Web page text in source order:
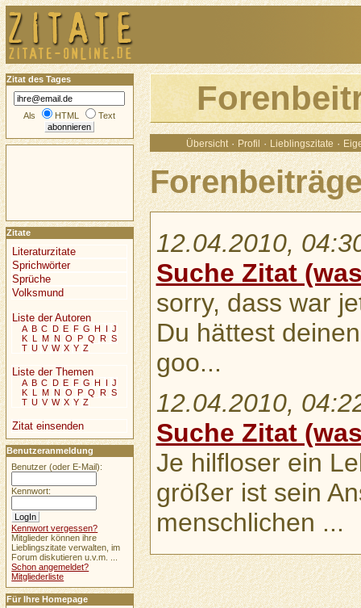
Übersicht · Profil · Lieblingszitate ·
12.04.2010,
Suche Zitat
sorry, dass war
Du hättest
goo...
12.04.2010,
Suche Zitat
Je hilfloser ein
größer ist sein
menschlichen ...
Zitat des Tages
Als HTML Text
Zitate
Literaturzitate
Sprichwörter
Sprüche
Volksmund
Liste der Autoren
A B C D E F G H I J
K L M N O P Q R S
T U V W X Y Z
Liste der Themen
A B C D E F G H I J
K L M N O P Q R S
T U V W X Y Z
Zitat einsenden
Benutzeranmeldung
Benutzer (oder E-Mail):
Kennwort:
Kennwort vergessen?
Mitglieder können ihre
Lieblingszitate verwalten, im
Forum diskutieren u.v.m. ...
Schon angemeldet?
Mitgliederliste
Für Ihre Homepage